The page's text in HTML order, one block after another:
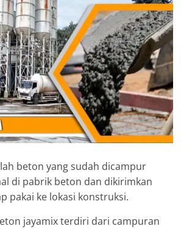
beton yang sudah dicampur
di pabrik beton dan dikirimkan
pakai ke lokasi konstruksi.
jayamix terdiri dari campuran